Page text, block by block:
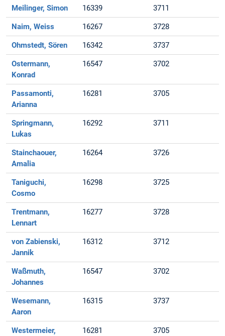
Meilinger, Simon 16339 3711
Naim, Weiss 16267 3728
Ohmstedt, Sören 16342 3737
Ostermann,
Konrad
16547 3702
Passamonti,
Arianna
16281 3705
Springmann,
Lukas
16292 3711
Stainchaouer,
Amalia
16264 3726
Taniguchi,
Cosmo
16298 3725
Trentmann,
Lennart
16277 3728
von Zabienski,
Jannik
16312 3712
Waßmuth,
Johannes
16547 3702
Wesemann,
Aaron
16315 3737
Westermeier,
16281 3705